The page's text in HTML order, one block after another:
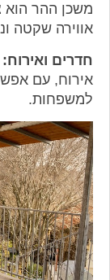
משכן ההר הוא
אווירה שקטה
חדרים ואירוח:
אירוח, עם
למשפחות.